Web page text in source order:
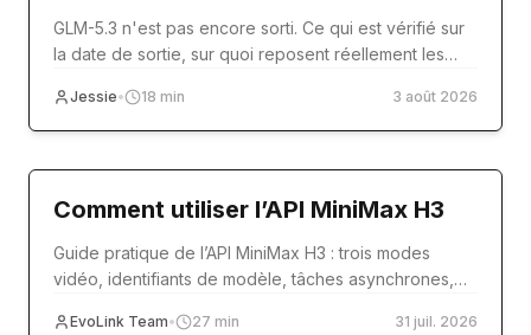
GLM-5.3 n'est pas encore sorti. Ce qui est vérifié sur
la date de sortie, sur quoi reposent réellement les
Jessie• 18 min 3 août 2026
Tutoriel
Comment utiliser l’API MiniMax H3
Guide pratique de l’API MiniMax H3 : trois modes
vidéo, identifiants de modèle, tâches asynchrones,
EvoLink Team• 27 min 31 juil. 2026